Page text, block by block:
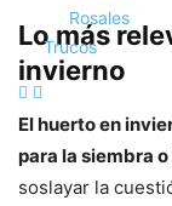
Rosales
Trucos
Lo más
invierno
El huerto en
para la siembra
soslayar la